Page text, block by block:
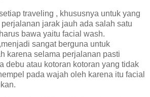
traveling , khususnya untuk yang
jarak jauh ada salah satu
bawa yaitu facial wash.
sangat berguna untuk
karena selama perjalanan pasti
debu atau kotoran kotoran yang tidak
pada wajah oleh karena itu facial